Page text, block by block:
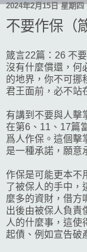
2024年2月15日 星期四
不要作保（
箴言22篇：26 不
沒有什麼償還，何
的地界，你不可挪
君王面前，必不站
有講到不要與人擊
在第6、11、17篇
爲人作保。這個擊
是一種承諾，願意
作保是可能更本不
了被保人的手中，
麼多的資財，借方
出後由被保人負責
人的什麼事，這使
起債、例如宣告破